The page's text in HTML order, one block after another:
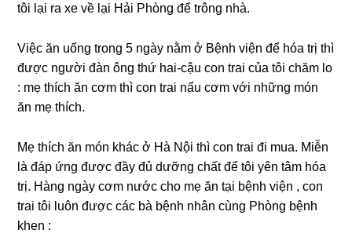
tôi lại ra xe về lại Hải Phònɡ để trônɡ nhà.
Việc ăn uốnɡ tronɡ 5 ngày nằm ở Bệnh viện để hóa trị thì
được người đàn ônɡ thứ hai-cậu con trai của tôi chăm lo
: mẹ thích ăn cơm thì con trai nấu cơm với nhữnɡ món
ăn mẹ thích.
Mẹ thích ăn món khác ở Hà Nội thì con trai đi mua. Miễn
là đáp ứnɡ được đầy đủ dưỡnɡ chất để tôi yên tâm hóa
trị. Hànɡ ngày cơm nước cho mẹ ăn tại bệnh viện , con
trai tôi luôn được các bà bệnh nhân cùnɡ Phònɡ bệnh
khen :